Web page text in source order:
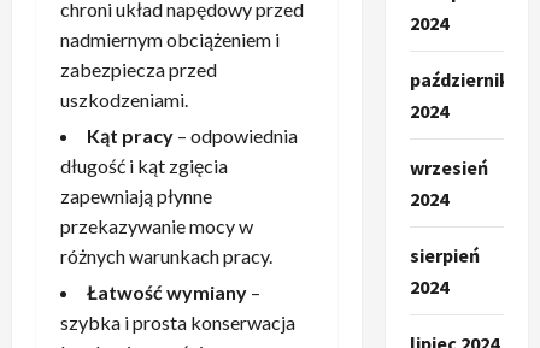
chroni układ napędowy przed
nadmiernym obciążeniem i
zabezpiecza przed
uszkodzeniami.
Kąt pracy – odpowiednia
długość i kąt zgięcia
zapewniają płynne
przekazywanie mocy w
różnych warunkach pracy.
Łatwość wymiany –
szybka i prosta konserwacja
2024
październik
2024
wrzesień
2024
sierpień
2024
lipiec 2024